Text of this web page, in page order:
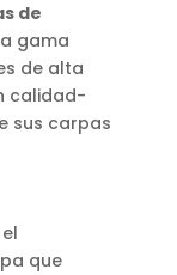
de
gama
de alta
calidad-
sus carpas
que